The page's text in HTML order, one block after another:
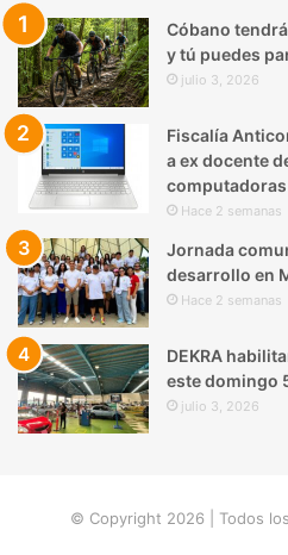
Cóbano
y tú puedes
julio 3, 2026
Fiscalía
a ex docente
Hace 2 semanas
Jornada
desarrollo en
Hace 2 semanas
DEKRA
este domingo
julio 3, 2026
© Copyright 2026 | Todos